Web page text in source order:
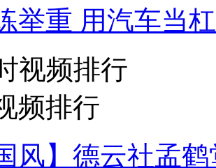
举重 用汽车当
视频排行
频排行
风】德云社孟